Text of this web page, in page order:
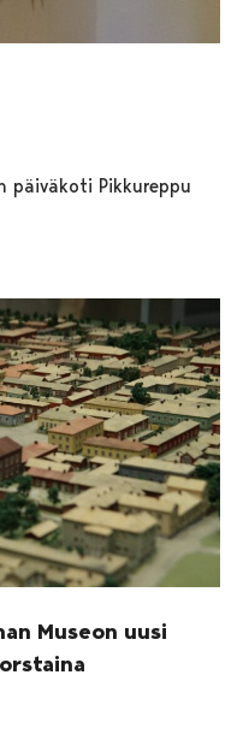
Pikkureppu
Museon uusi